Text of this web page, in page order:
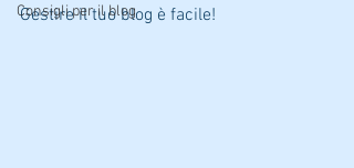
Consigli per il blog
Gestire il tuo blog è facile!